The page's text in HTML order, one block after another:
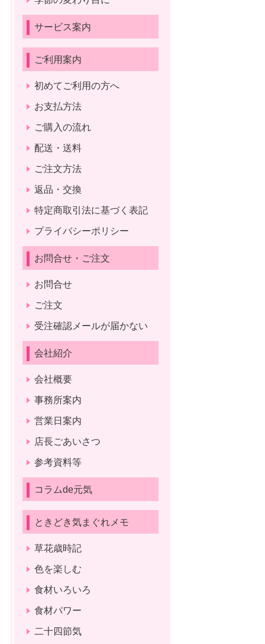
サービス案内
ご利用案内
初めてご利用の方へ
お支払方法
ご購入の流れ
配送・送料
ご注文方法
返品・交換
特定商取引法に基づく表記
プライバシーポリシー
お問合せ・ご注文
お問合せ
ご注文
受注確認メールが届かない
会社紹介
会社概要
事務所案内
営業日案内
店長ごあいさつ
参考資料等
コラムde元気
ときどき気まぐれメモ
草花歳時記
色を楽しむ
食材いろいろ
食材パワー
二十四節気